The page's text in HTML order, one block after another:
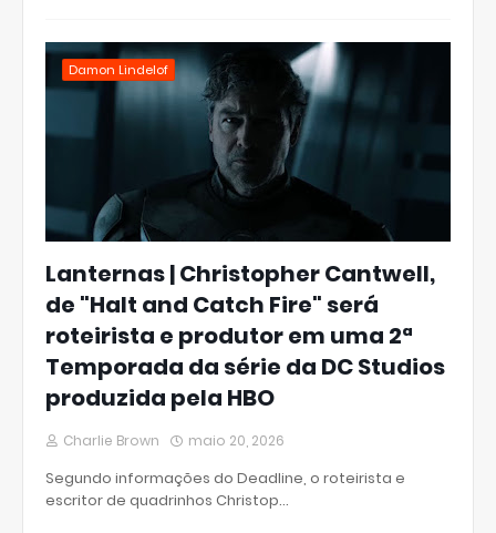
Damon Lindelof
Lanternas | Christopher Cantwell,
de "Halt and Catch Fire" será
roteirista e produtor em uma 2ª
Temporada da série da DC Studios
produzida pela HBO
Charlie Brown maio 20, 2026
Segundo informações do Deadline, o roteirista e
escritor de quadrinhos Christop…